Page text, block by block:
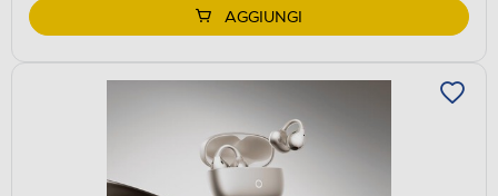
AGGIUNGI